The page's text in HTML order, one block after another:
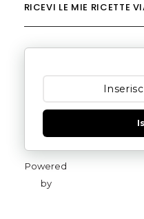
RICEVI LE MIE RICETTE
Powered
by